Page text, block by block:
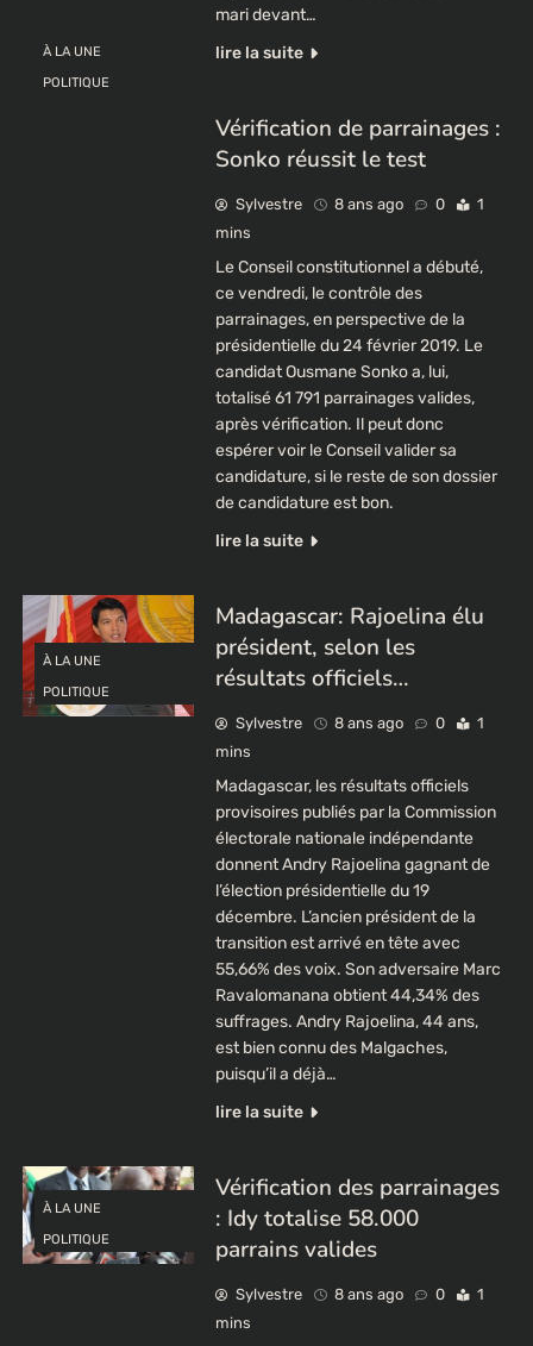
mari devant…
lire la suite
À LA UNE
POLITIQUE
Vérification de parrainages :
Sonko réussit le test
Sylvestre 8 ans ago 0
1
mins
Le Conseil constitutionnel a débuté,
ce vendredi, le contrôle des
parrainages, en perspective de la
présidentielle du 24 février 2019. Le
candidat Ousmane Sonko a, lui,
totalisé 61 791 parrainages valides,
après vérification. Il peut donc
espérer voir le Conseil valider sa
candidature, si le reste de son dossier
de candidature est bon.
lire la suite
À LA UNE
POLITIQUE
Madagascar: Rajoelina élu
président, selon les
résultats officiels…
Sylvestre 8 ans ago 0
1
mins
Madagascar, les résultats officiels
provisoires publiés par la Commission
électorale nationale indépendante
donnent Andry Rajoelina gagnant de
l’élection présidentielle du 19
décembre. L’ancien président de la
transition est arrivé en tête avec
55,66% des voix. Son adversaire Marc
Ravalomanana obtient 44,34% des
suffrages. Andry Rajoelina, 44 ans,
est bien connu des Malgaches,
puisqu’il a déjà…
lire la suite
À LA UNE
POLITIQUE
Vérification des parrainages
: Idy totalise 58.000
parrains valides
Sylvestre 8 ans ago 0
1
mins